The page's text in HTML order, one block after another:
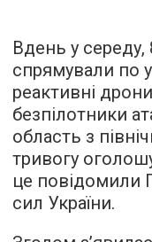
Вдень у середу,
спрямували по
реактивні
безпілотники
область з
тривогу
це повідомили
сил України.